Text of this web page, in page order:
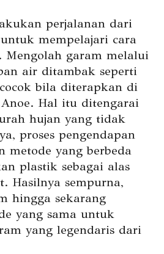
perjalanan dari
mempelajari cara
Mengolah garam melalui
air ditambak seperti
bila diterapkan di
Hal itu ditengarai
hujan yang tidak
proses pengendapan
metode yang berbeda
plastik sebagai alas
Hasilnya sempurna,
hingga sekarang
yang sama untuk
yang legendaris dari